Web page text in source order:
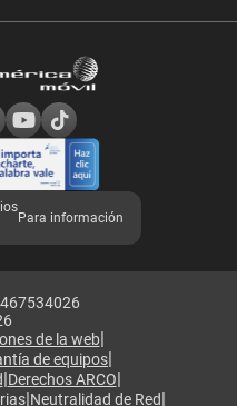
Para información
de la web|
de equipos|
|Derechos ARCO|
|Neutralidad de Red|